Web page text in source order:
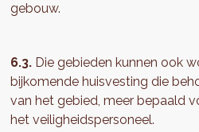
gebouw.
6.3. Die gebieden kunnen ook
bijkomende huisvesting die
van het gebied, meer bepaald
het veiligheidspersoneel.